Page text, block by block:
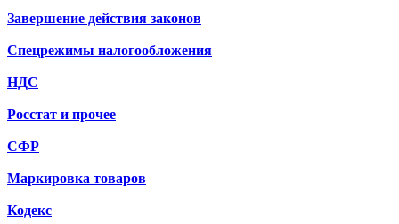
Завершение действия законов
Спецрежимы налогообложения
НДС
Росстат и прочее
СФР
Маркировка товаров
Кодекс